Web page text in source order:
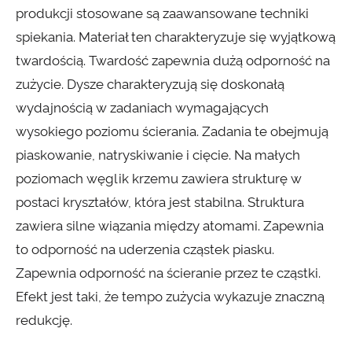
produkcji stosowane są zaawansowane techniki
spiekania. Materiał ten charakteryzuje się wyjątkową
twardością. Twardość zapewnia dużą odporność na
zużycie. Dysze charakteryzują się doskonałą
wydajnością w zadaniach wymagających
wysokiego poziomu ścierania. Zadania te obejmują
piaskowanie, natryskiwanie i cięcie. Na małych
poziomach węglik krzemu zawiera strukturę w
postaci kryształów, która jest stabilna. Struktura
zawiera silne wiązania między atomami. Zapewnia
to odporność na uderzenia cząstek piasku.
Zapewnia odporność na ścieranie przez te cząstki.
Efekt jest taki, że tempo zużycia wykazuje znaczną
redukcję.